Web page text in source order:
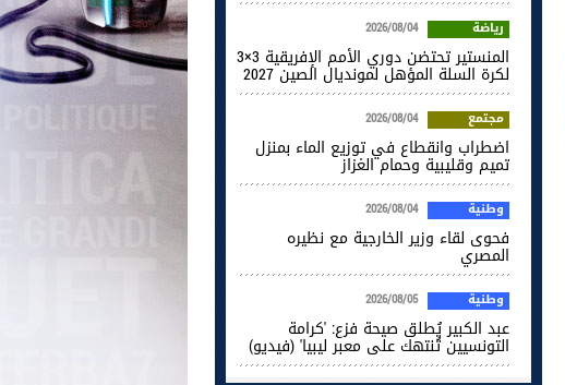
رياضة 2026/08/04
المنستير تحتضن دوري الأمم الإفريقية 3×3
لكرة السلة المؤهل لمونديال الصين 2027
مجتمع 2026/08/04
اضطراب وانقطاع في توزيع الماء بمنزل
تميم وقليبية وحمام الغزاز
وطنية 2026/08/04
فحوى لقاء وزير الخارجية مع نظيره
المصري
وطنية 2026/08/05
عبد الكبير يُطلق صيحة فزع: 'كرامة
التونسيين تُنتهك على معبر ليبيا' (فيديو)